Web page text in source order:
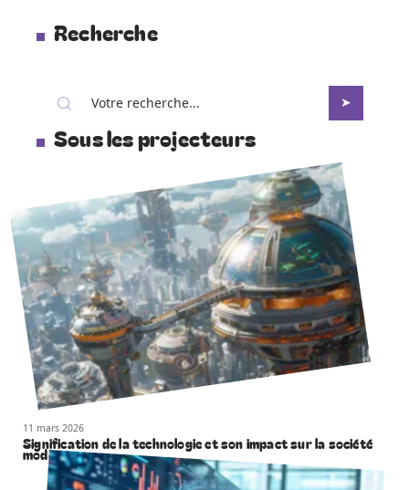
Recherche
Sous les projecteurs
11 mars 2026
Signification de la technologie et son impact sur la société
moderne